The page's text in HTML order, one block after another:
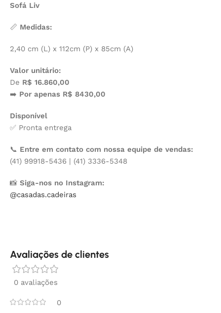
Sofá Liv
📏 Medidas:
2,40 cm (L) x 112cm (P) x 85cm (A)
Valor unitário:
De R$ 16.860,00
➡️ Por apenas R$ 8430,00
Disponível
✅ Pronta entrega
📞 Entre em contato com nossa equipe de vendas:
(41) 99918-5436 | (41) 3336-5348
📸 Siga-nos no Instagram:
@casadas.cadeiras
Avaliações de clientes
0 avaliações
0